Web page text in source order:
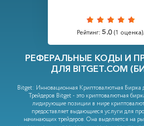
Рейтинг: 5.0 (1 оценка).
РЕФЕРАЛЬНЫЕ КОДЫ И
ДЛЯ BITGET.COM
Bitget: Инновационная Криптовалютная Биржа
Трейдеров Bitget - это криптовалютная
лидирующие позиции в мире
предоставляет выдающиеся услуги для
начинающих трейдеров. Она выделяется на